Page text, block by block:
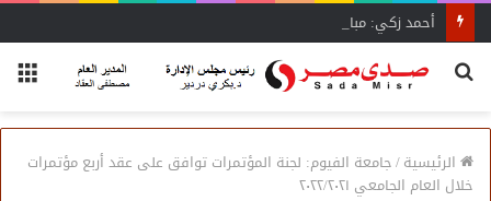
أحمد زكي: مبادرة “مصر تنطلق بالتصدير”
بحث
الرئيسية/جامعة الفيوم: لجنة المؤتمرات توافق على عقد أربع مؤتمرات
خلال العام الجامعي ٢٠٢٢/٢٠٢١